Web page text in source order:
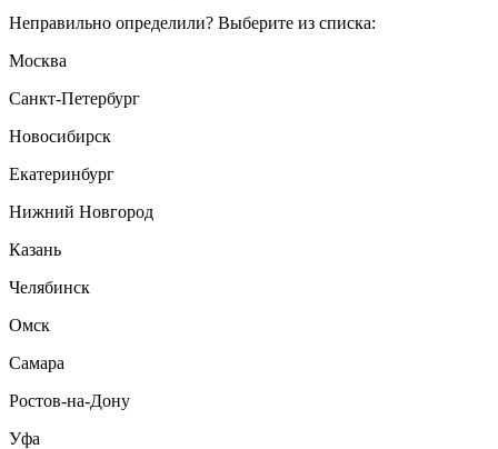
Неправильно определили? Выберите из списка:
Москва
Санкт-Петербург
Новосибирск
Екатеринбург
Нижний Новгород
Казань
Челябинск
Омск
Самара
Ростов-на-Дону
Уфа